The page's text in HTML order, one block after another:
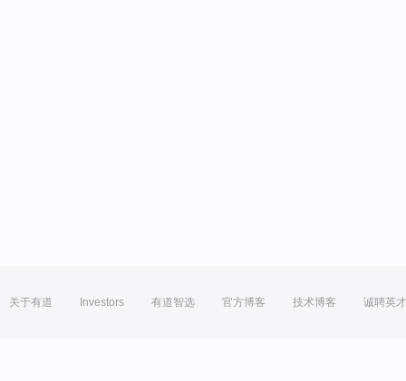
关于有道 Investors 有道智选 官方博客 技术博客 诚聘英才